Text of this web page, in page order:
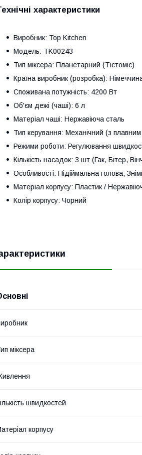
характеристики
Виробник: Top Kitchen
Модель: TK00243
Тип міксера: Планетарний (Тістоміс)
Країна виробник (розробка):
Споживана потужність: 4200 Вт
Об'єм дежі (чаші): 6 л
Матеріал чаші: Нержавіюча сталь
Тип керування: Механічний (з
Режими роботи: Регулювання
Кількість насадок: 3 шт (Гак, Бітер,
Особливості: Підіймальна голова,
Матеріал корпусу: Пластик /
Колір корпусу: Чорний
міксера
швидкостей
корпусу